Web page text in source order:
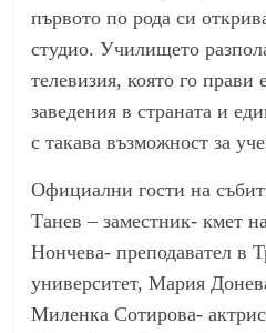
първото по рода си
студио. Училището
телевизия, която го прави
заведения в страната и
с такава възможност за
Официални гости на
Танев – заместник- кмет
Нончева- преподавател в
университет, Мария
Миленка Сотирова-